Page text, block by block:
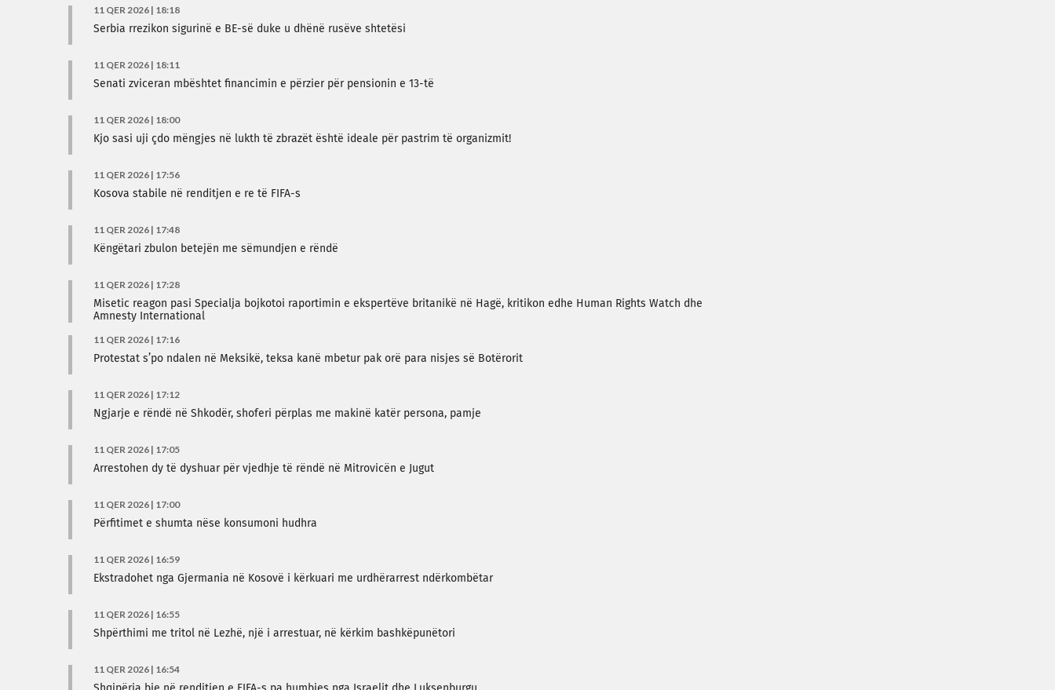
11 QER 2026 | 18:18
Serbia rrezikon sigurinë e BE-së duke u dhënë rusëve shtetësi
11 QER 2026 | 18:11
Senati zviceran mbështet financimin e përzier për pensionin e 13-të
11 QER 2026 | 18:00
Kjo sasi uji çdo mëngjes në lukth të zbrazët është ideale për pastrim të organizmit!
11 QER 2026 | 17:56
Kosova stabile në renditjen e re të FIFA-s
11 QER 2026 | 17:48
Këngëtari zbulon betejën me sëmundjen e rëndë
11 QER 2026 | 17:28
Misetic reagon pasi Specialja bojkotoi raportimin e ekspertëve britanikë në Hagë, kritikon edhe Human Rights Watch dhe
Amnesty International
11 QER 2026 | 17:16
Protestat s’po ndalen në Meksikë, teksa kanë mbetur pak orë para nisjes së Botërorit
11 QER 2026 | 17:12
Ngjarje e rëndë në Shkodër, shoferi përplas me makinë katër persona, pamje
11 QER 2026 | 17:05
Arrestohen dy të dyshuar për vjedhje të rëndë në Mitrovicën e Jugut
11 QER 2026 | 17:00
Përfitimet e shumta nëse konsumoni hudhra
11 QER 2026 | 16:59
Ekstradohet nga Gjermania në Kosovë i kërkuari me urdhërarrest ndërkombëtar
11 QER 2026 | 16:55
Shpërthimi me tritol në Lezhë, një i arrestuar, në kërkim bashkëpunëtori
11 QER 2026 | 16:54